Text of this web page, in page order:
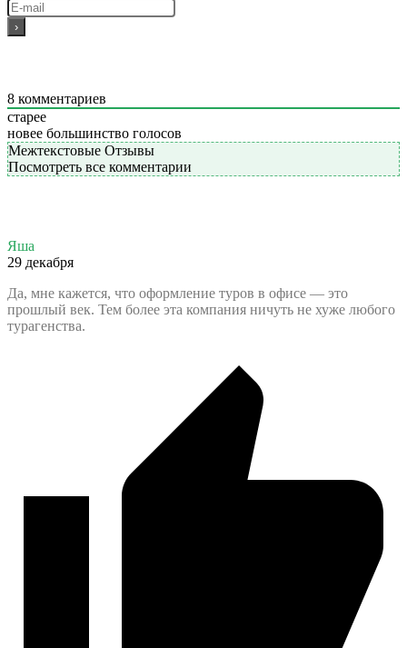
8 комментариев
старее
новее большинство голосов
Межтекстовые Отзывы
Посмотреть все комментарии
Яша
29 декабря
Да, мне кажется, что оформление туров в офисе — это
прошлый век. Тем более эта компания ничуть не хуже любого
турагенства.